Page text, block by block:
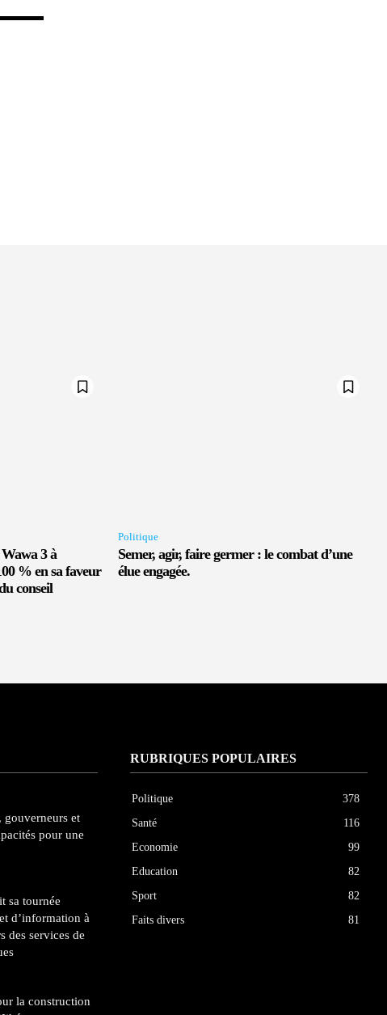
3 à
% en sa faveur
conseil
Politique
Semer, agir, faire germer : le combat d’une
élue engagée.
et
pour une
sa tournée
d’information à
des services de
la construction
RUBRIQUES POPULAIRES
Politique
378
Santé
116
Economie
99
Education
82
Sport
82
Faits divers
81